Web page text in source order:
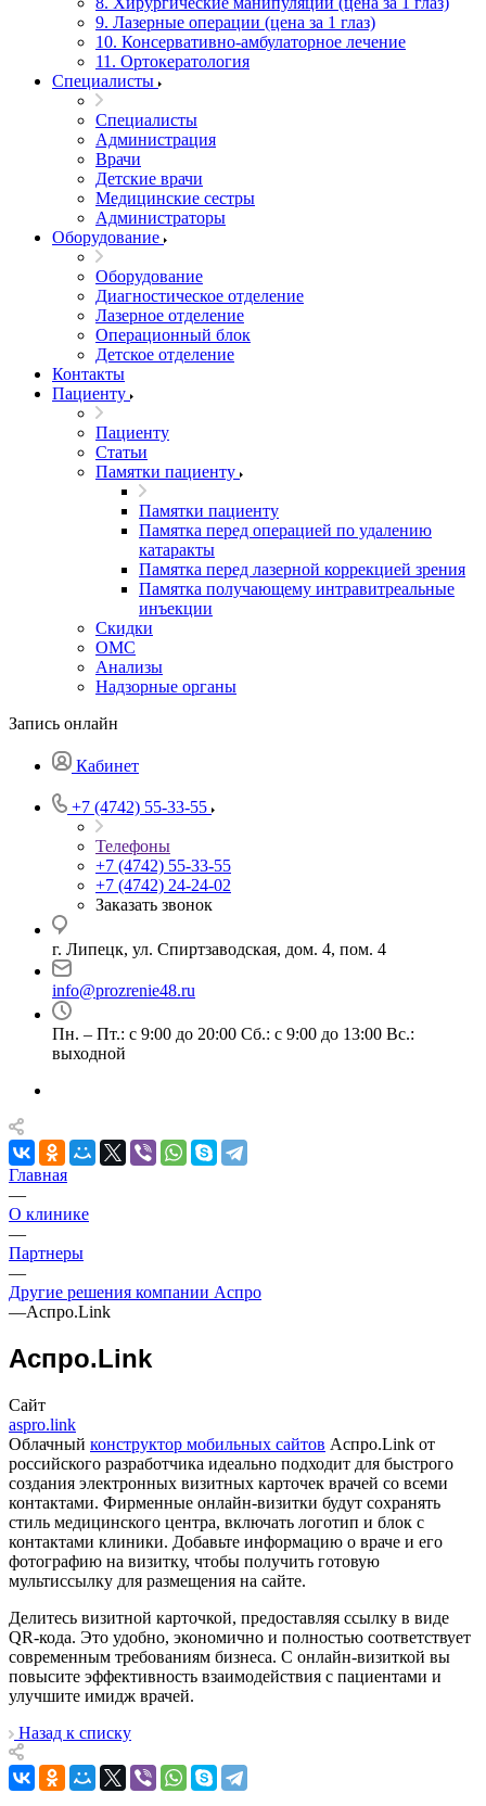
9. Лазерные операции (цена за 1 глаз)
10. Консервативно-амбулаторное лечение
11. Ортокератология
Специалисты
Специалисты
Администрация
Врачи
Детские врачи
Медицинские сестры
Администраторы
Оборудование
Оборудование
Диагностическое отделение
Лазерное отделение
Операционный блок
Детское отделение
Контакты
Пациенту
Пациенту
Статьи
Памятки пациенту
Памятки пациенту
Памятка перед операцией по удалению
катаракты
Памятка перед лазерной коррекцией зрения
Памятка получающему интравитреальные
инъекции
Скидки
ОМС
Анализы
Надзорные органы
Запись онлайн
Кабинет
+7 (4742) 55-33-55
Телефоны
+7 (4742) 55-33-55
+7 (4742) 24-24-02
Заказать звонок
г. Липецк, ул. Спиртзаводская, дом. 4, пом. 4
info@prozrenie48.ru
Пн. – Пт.: с 9:00 до 20:00 Сб.: с 9:00 до 13:00 Вс.:
выходной
Главная
—
О клинике
—
Партнеры
—
Другие решения компании Аспро
—Аспро.Link
Аспро.Link
Сайт
aspro.link
Облачный конструктор мобильных сайтов Аспро.Link от
российского разработчика идеально подходит для быстрого
создания электронных визитных карточек врачей со всеми
контактами. Фирменные онлайн-визитки будут сохранять
стиль медицинского центра, включать логотип и блок с
контактами клиники. Добавьте информацию о враче и его
фотографию на визитку, чтобы получить готовую
мультиссылку для размещения на сайте.
Делитесь визитной карточкой, предоставляя ссылку в виде
QR-кода. Это удобно, экономично и полностью соответствует
современным требованиям бизнеса. С онлайн-визиткой вы
повысите эффективность взаимодействия с пациентами и
улучшите имидж врачей.
Назад к списку